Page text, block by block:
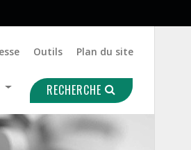
Outils Plan du site
RECHERCHE